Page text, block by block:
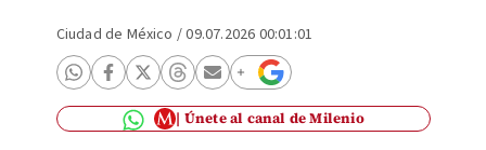
Ciudad de México /09.07.2026 00:01:01
Únete al canal de Milenio